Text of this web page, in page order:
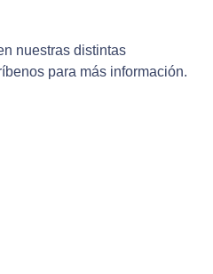
nuestras distintas
para más información.